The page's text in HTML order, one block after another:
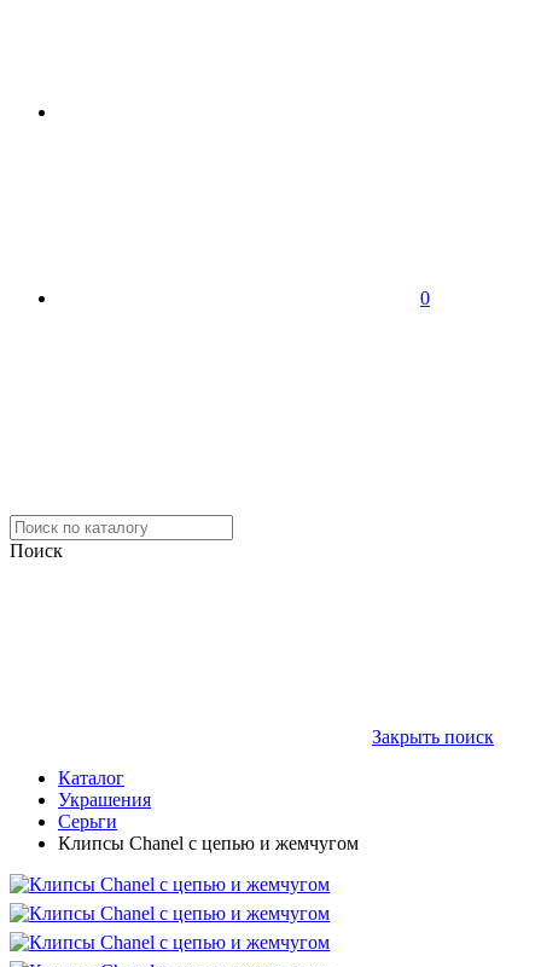
0
Поиск
Закрыть поиск
Каталог
Украшения
Серьги
Клипсы Chanel с цепью и жемчугом